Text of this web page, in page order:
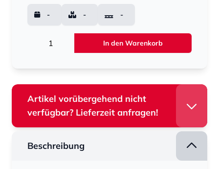
- - -
In den Warenkorb
Artikel vorübergehend nicht
verfügbar? Lieferzeit anfragen!
Beschreibung